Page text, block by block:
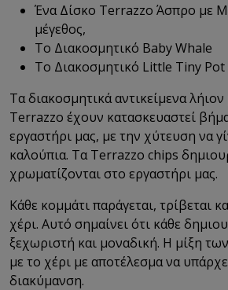
Ένα Δίσκο Terrazzo Άσπρο με
μέγεθος,
Το Διακοσμητικό Baby Whale
Το Διακοσμητικό Little Tiny
Τα διακοσμητικά αντικείμενα λήιον
Τerrazzo έχουν κατασκευαστεί
εργαστήρι μας, με την χύτευση να
καλούπια. Τα Terrazzo chips
χρωματίζονται στο εργαστήρι μας.
Κάθε κομμάτι παράγεται, τρίβεται
χέρι. Αυτό σημαίνει ότι κάθε
ξεχωριστή και μοναδική. Η μίξη
με το χέρι με αποτέλεσμα να
διακύμανση.